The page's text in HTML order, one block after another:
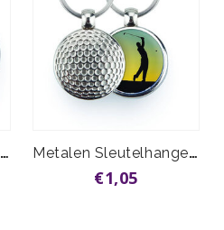
Metalen Sleutelhanger Basketbal Metalen Sleutelhanger Golfbal
€1,05